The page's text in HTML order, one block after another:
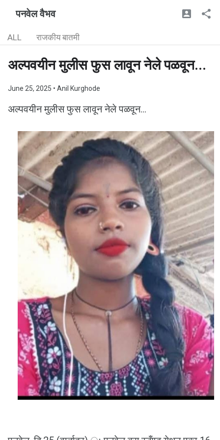
पनवेल वैभव
ALL राजकीय बातमी
अल्पवयीन मुलीस फुस लावून नेले पळवून...
June 25, 2025 • Anil Kurghode
अल्पवयीन मुलीस फुस लावून नेले पळवून...